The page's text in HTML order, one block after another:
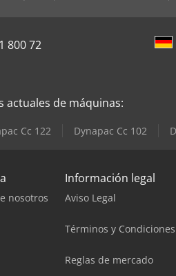
800 72
actuales de máquinas:
Cc 122 Dynapac Cc 102
nosotros
Información legal
Aviso Legal
Términos y Condiciones
Reglas de mercado